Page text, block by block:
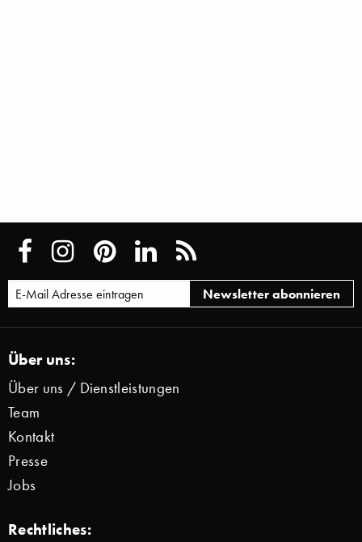
Über uns:
Über uns / Dienstleistungen
Team
Kontakt
Presse
Jobs
Rechtliches: